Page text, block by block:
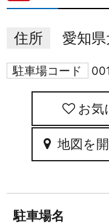
住所 愛知
駐車場コード
お気
地図を開
駐車場名